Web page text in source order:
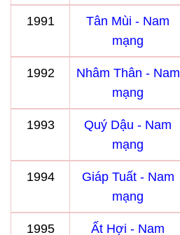
1991
Tân Mùi - Nam
mạng
1992
Nhâm Thân - Nam
mạng
1993
Quý Dậu - Nam
mạng
1994
Giáp Tuất - Nam
mạng
1995
Ất Hợi - Nam